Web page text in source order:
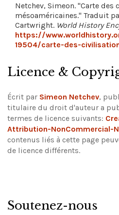
Netchev, Simeon. "Carte des
mésoaméricaines." Traduit
Cartwright. World History
https://
19504/carte-des-
Licence &
Écrit par Simeon Netchev,
titulaire du droit d'auteur a
termes de licence suivants:
Attribution-NonCommercial-
contenus liés à cette page
de licence différents.
Soutenez-nous